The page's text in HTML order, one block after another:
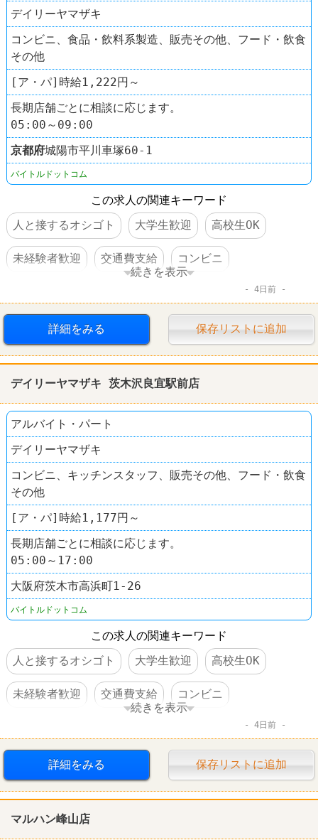
デイリーヤマザキ
コンビニ、食品・飲料系製造、販売その他、フード・飲食
その他
[ア・パ]時給1,222円～
長期店舗ごとに相談に応じます。
05:00～09:00
京都府城陽市平川車塚60‐1
バイトルドットコム
この求人の関連キーワード
人と接するオシゴト
大学生歓迎 高校生OK
未経験者歓迎 交通費支給 コンビニ
続きを表示
4日前
詳細をみる 保存リストに追加
デイリーヤマザキ 茨木沢良宜駅前店
アルバイト・パート
デイリーヤマザキ
コンビニ、キッチンスタッフ、販売その他、フード・飲食
その他
[ア・パ]時給1,177円～
長期店舗ごとに相談に応じます。
05:00～17:00
大阪府茨木市高浜町1‐26
バイトルドットコム
この求人の関連キーワード
人と接するオシゴト
大学生歓迎 高校生OK
未経験者歓迎 交通費支給 コンビニ
続きを表示
4日前
詳細をみる 保存リストに追加
マルハン峰山店